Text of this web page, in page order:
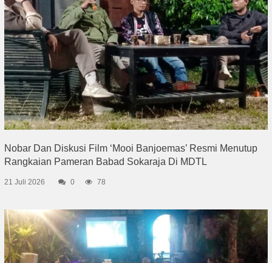
Nobar Dan Diskusi Film ‘Mooi Banjoemas’ Resmi Menutup
Rangkaian Pameran Babad Sokaraja Di MDTL
21 Juli 2026 0 78